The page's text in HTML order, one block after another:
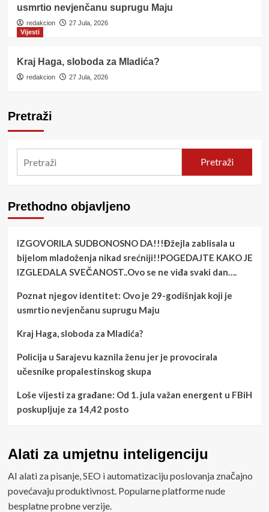
usmrtio nevjenčanu suprugu Maju
redakcion
27 Jula, 2026
Vijesti
Kraj Haga, sloboda za Mladića?
redakcion 27 Jula, 2026
Pretraži
Pretraži
Prethodno objavljeno
IZGOVORILA SUDBONOSNO DA!!!Đžejla zablisala u
bijelom mladoženja nikad srećniji!!POGEDAJTE KAKO JE
IZGLEDALA SVEČANOST..Ovo se ne viđa svaki dan….
Poznat njegov identitet: Ovo je 29-godišnjak koji je
usmrtio nevjenčanu suprugu Maju
Kraj Haga, sloboda za Mladića?
Policija u Sarajevu kaznila ženu jer je provocirala
učesnike propalestinskog skupa
Loše vijesti za građane: Od 1. jula važan energent u FBiH
poskupljuje za 14,42 posto
Alati za umjetnu inteligenciju
AI alati za pisanje, SEO i automatizaciju poslovanja značajno
povećavaju produktivnost. Popularne platforme nude
besplatne probne verzije.